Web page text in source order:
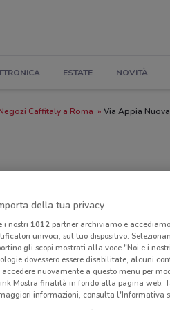
ESTATE NOVITÀ
Caffitaly a Roma Via Appia
provvedimenti regionali o
della tua privacy
i nostri 1012partner archiviamo e
univoci, sul tuo dispositivo.
gli scopi mostrati alla voce "Noi e i
dovessero essere disabilitate, alcuni
accedere nuovamente a questo menu per
Mostra finalità in fondo alla pagina web.
informazioni, consulta l'Informativa